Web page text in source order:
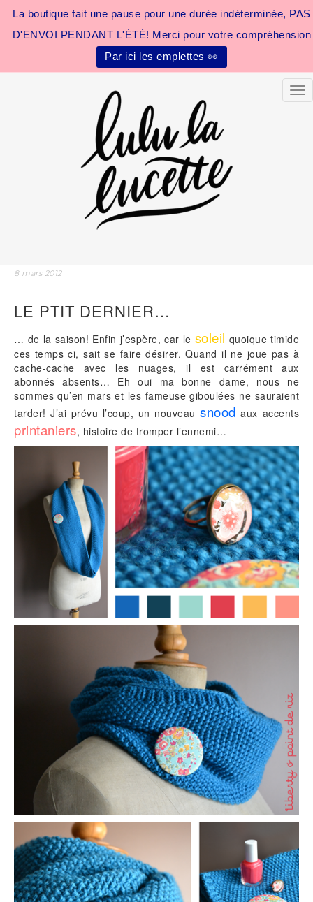
La boutique fait une pause pour une durée indéterminée, PAS
D'ENVOI PENDANT L'ÉTÉ! Merci pour votre compréhension
Par ici les emplettes 👀
8 mars 2012
LE PTIT DERNIER…
… de la saison! Enfin j’espère, car le soleil quoique timide
ces temps ci, sait se faire désirer. Quand il ne joue pas à
cache-cache avec les nuages, il est carrément aux
abonnés absents… Eh oui ma bonne dame, nous ne
sommes qu’en mars et les fameuse giboulées ne sauraient
tarder! J’ai prévu l’coup, un nouveausnood aux accents
printaniers, histoire de tromper l’ennemi…